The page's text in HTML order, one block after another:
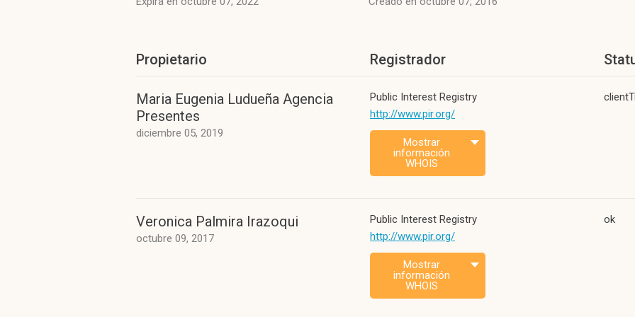
Propietario Registrador
Maria Eugenia Ludueña Agencia
Presentes
diciembre 05, 2019
Public Interest Registry
http://www.pir.org/
Mostrar
información
WHOIS
Veronica Palmira Irazoqui
octubre 09, 2017
Public Interest Registry
http://www.pir.org/
Mostrar
información
WHOIS
ok